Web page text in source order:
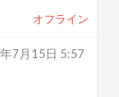
オフライン
7月15日 5:57